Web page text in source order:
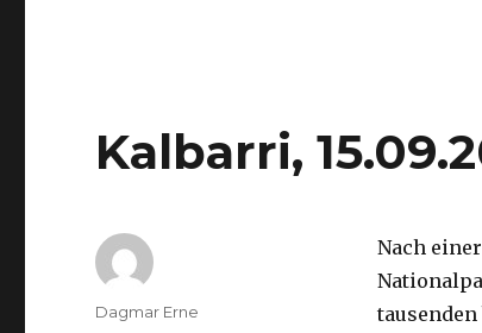
Kalbarri,
Nach
Autor
Dagmar Erne